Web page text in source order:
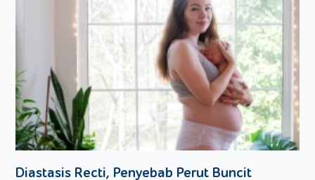
pertumbuhan si Kecil, terutama di bagian tulang dan
produksi darahnya. Selain itu, kalsium bermanfaat untuk
menunjang fungsi otot serta transmisi saraf di tubuh si
Kecil. Maka si Kecil pun akan terus aktif dan lincah dalam
kegiatan sehari-hari.
Setelah mengetahui manfaat buah naga untuk si Kecil, kini
giliran Moms mengkreasikannya agar anak-anak mau
menyantap buah tersebut. Salah satu kreasi mudah yang
dapat Moms buat adalah es mambo buah naga. Berikut ini
bahan-bahan dan resep es mambo yang bisa Moms secara
Diastasis Recti, Penyebab Perut Buncit